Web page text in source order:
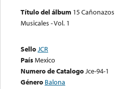
Título del álbum 15 Cañonazos
Musicales - Vol. 1
SelloJCR
PaísMexico
Numero de CatalogoJce-94-1
Género Balona